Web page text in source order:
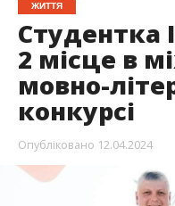
ЖИТТЯ
Студентка
2 місце в
мовно-
конкурсі
Опубліковано 12.04.2024